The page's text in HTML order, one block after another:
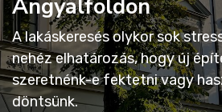
Angyalföldön
A lakáskeresés olykor sok
nehéz elhatározás, hogy új
szeretnénk-e fektetni vagy
döntsünk.